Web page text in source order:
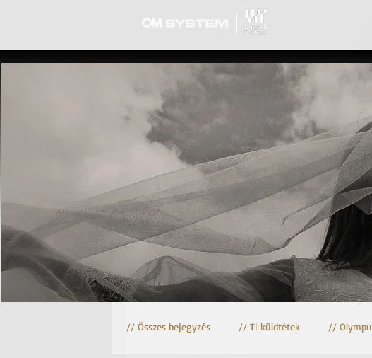
// Összes bejegyzés // Ti küldtétek //